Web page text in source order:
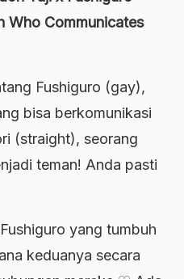
Who Communicates
Fushiguro (gay),
bisa berkomunikasi
(straight), seorang
teman! Anda pasti
yang tumbuh
keduanya secara